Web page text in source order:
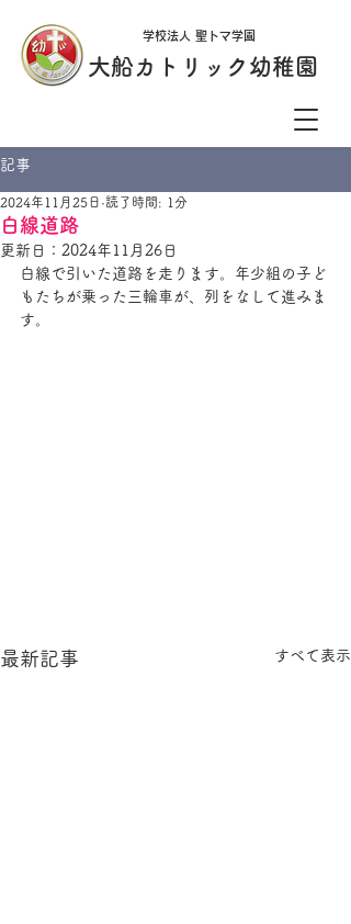
学校法人 聖トマ学園
大船カトリック幼稚園
記事
白線道路
2024年11月25日 読了時間: 1分
更新日： 2024年11月26日
白線で引いた道路を走ります。年少組の子ど
もたちが乗った三輪車が、列をなして進みま
す。
最新記事 すべて表示